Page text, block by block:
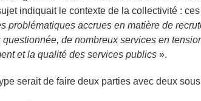
indiquait le contexte de la collectivité :
problématiques accrues en matière de
de nombreux services en
et la qualité des services publics ».
serait de faire deux parties avec deux